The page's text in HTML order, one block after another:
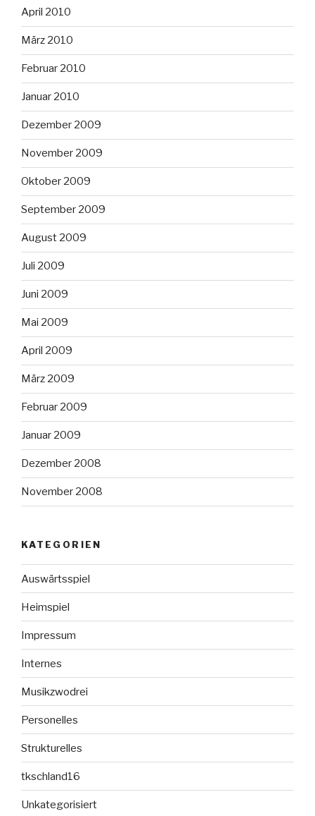
April 2010
März 2010
Februar 2010
Januar 2010
Dezember 2009
November 2009
Oktober 2009
September 2009
August 2009
Juli 2009
Juni 2009
Mai 2009
April 2009
März 2009
Februar 2009
Januar 2009
Dezember 2008
November 2008
KATEGORIEN
Auswärtsspiel
Heimspiel
Impressum
Internes
Musikzwodrei
Personelles
Strukturelles
tkschland16
Unkategorisiert